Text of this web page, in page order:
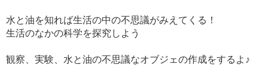
水と油を知れば生活の中の不思議がみえてくる！
生活のなかの科学を探究しよう
観察、実験、水と油の不思議なオブジェの作成をするよ♪